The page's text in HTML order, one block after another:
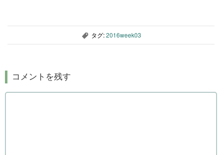
, タグ:2016week03
コメントを残す